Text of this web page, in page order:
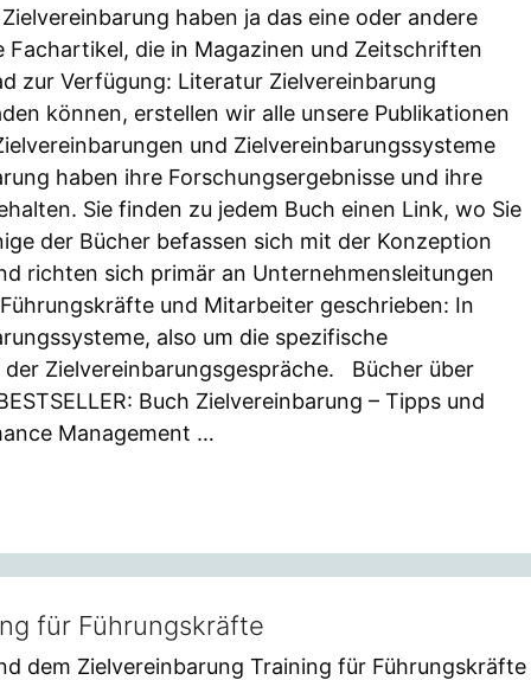
haben ja das eine oder andere
Fachartikel, die in Magazinen und Zeitschriften
zur Verfügung: Literatur Zielvereinbarung
können, erstellen wir alle unsere Publikationen
und Zielvereinbarungssysteme
haben ihre Forschungsergebnisse und ihre
Sie finden zu jedem Buch einen Link, wo Sie
der Bücher befassen sich mit der Konzeption
richten sich primär an Unternehmensleitungen
und Mitarbeiter geschrieben: In
also um die spezifische
Zielvereinbarungsgespräche. Bücher über
Buch Zielvereinbarung – Tipps und
Management …
für Führungskräfte
dem Zielvereinbarung Training für Führungskräfte